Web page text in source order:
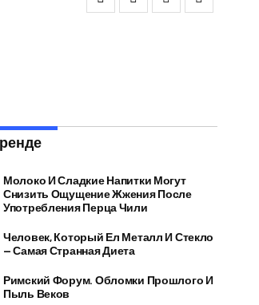
Молоко И Сладкие Напитки Могут
Снизить Ощущение Жжения После
Употребления Перца Чили
Человек, Который Ел Металл И Стекло
— Самая Странная Диета
Римский Форум. Обломки Прошлого И
Пыль Веков